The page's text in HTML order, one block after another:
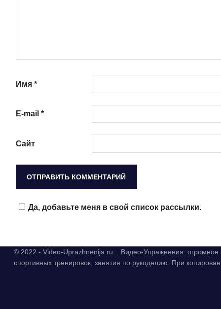
Имя *
E-mail *
Сайт
Да, добавьте меня в свой список рассылки.
© 2022 - Video-Uprazhnenija.ru :: Видео-Упражнения:
спортивных тренировок, занятия по рукоделию. При